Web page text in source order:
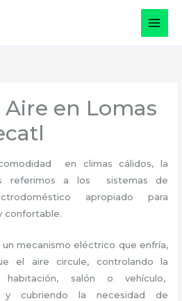
en Lomas
en climas cálidos, la
referimos a los sistemas de
apropiado para
confortable.
mecanismo eléctrico que enfría,
el aire circule, controlando la
salón o vehículo,
y cubriendo la necesidad de